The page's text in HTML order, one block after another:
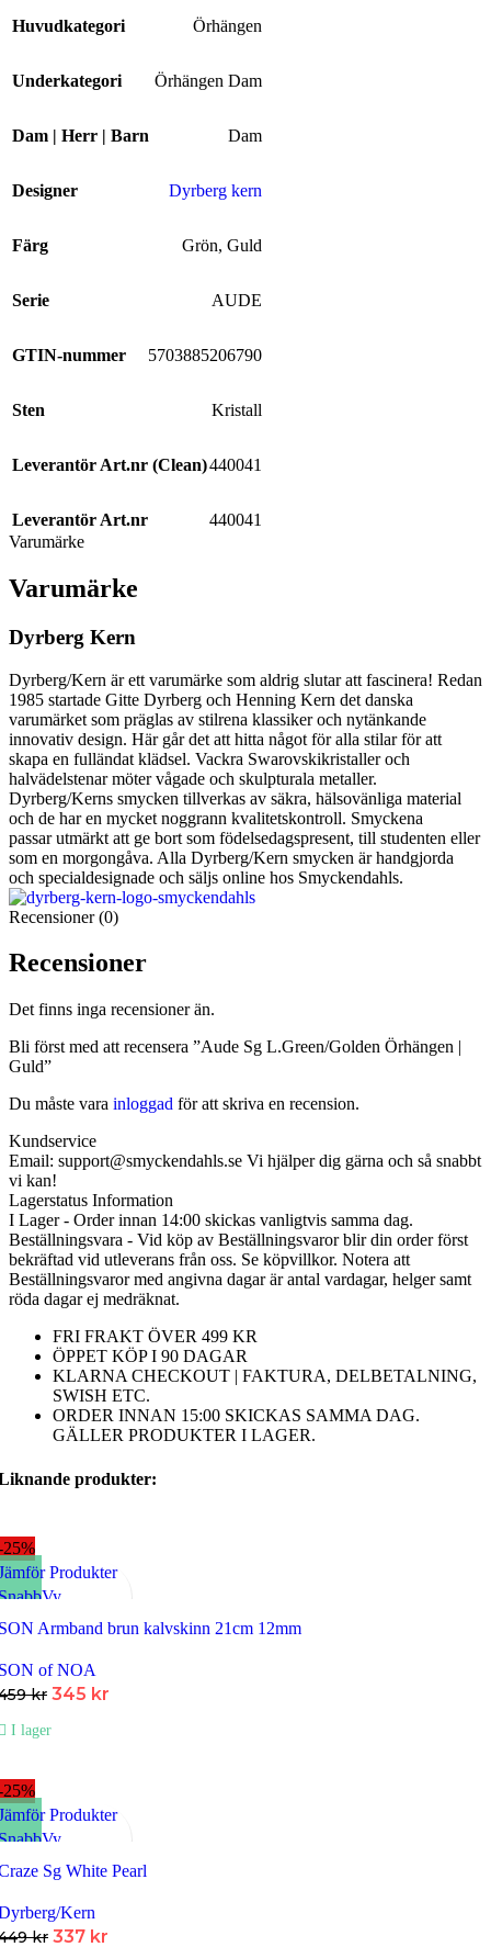
Huvudkategori Örhängen
Underkategori Örhängen Dam
Dam | Herr | Barn Dam
Designer Dyrberg kern
Färg Grön, Guld
Serie AUDE
GTIN-nummer 5703885206790
Sten Kristall
Leverantör Art.nr (Clean)440041
Leverantör Art.nr
440041
Varumärke
Varumärke
Dyrberg Kern
Dyrberg/Kern är ett varumärke som aldrig slutar att fascinera! Redan
1985 startade Gitte Dyrberg och Henning Kern det danska
varumärket som präglas av stilrena klassiker och nytänkande
innovativ design. Här går det att hitta något för alla stilar för att
skapa en fulländat klädsel. Vackra Swarovskikristaller och
halvädelstenar möter vågade och skulpturala metaller.
Dyrberg/Kerns smycken tillverkas av säkra, hälsovänliga material
och de har en mycket noggrann kvalitetskontroll. Smyckena
passar utmärkt att ge bort som födelsedagspresent, till studenten eller
som en morgongåva. Alla Dyrberg/Kern smycken är handgjorda
och specialdesignade och säljs online hos Smyckendahls.
Recensioner (0)
Recensioner
Det finns inga recensioner än.
Bli först med att recensera ”Aude Sg L.Green/Golden Örhängen |
Guld”
Du måste vara inloggad för att skriva en recension.
Kundservice
Email: support@smyckendahls.se Vi hjälper dig gärna och så snabbt
vi kan!
Lagerstatus Information
I Lager - Order innan 14:00 skickas vanligtvis samma dag.
Beställningsvara - Vid köp av Beställningsvaror blir din order först
bekräftad vid utleverans från oss. Se köpvillkor. Notera att
Beställningsvaror med angivna dagar är antal vardagar, helger samt
röda dagar ej medräknat.
FRI FRAKT ÖVER 499 KR
ÖPPET KÖP I 90 DAGAR
KLARNA CHECKOUT | FAKTURA, DELBETALNING,
SWISH ETC.
ORDER INNAN 15:00 SKICKAS SAMMA DAG.
GÄLLER PRODUKTER I LAGER.
produkter:
25%
Produkter
till i Favoriter
Armband brun kalvskinn 21cm 12mm
of NOA
kr Det
345 kr
I lager
25%
Produkter
till i Favoriter
Sg White Pearl
Kern
kr Det
337 kr